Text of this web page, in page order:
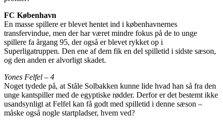
FC København
En masse spillere er blevet hentet ind i københavnernes
transfervindue, men der har været mindre fokus på de to unge
spillere fa årgang 95, der også er blevet rykket op i
Superligatruppen. Den ene af dem fik en del spilletid i sidste sæson,
og den anden er alvorligt skadet.
Yones Felfel – 4
Noget tydede på, at Ståle Solbakken kunne lide hvad han så fra den
unge kantspiller med de egyptiske rødder. Derfor er det bestemt ikke
usandsynligt at Felfel kan få godt med spilletid i denne sæson –
måske også nogle startpladser, hvem ved?